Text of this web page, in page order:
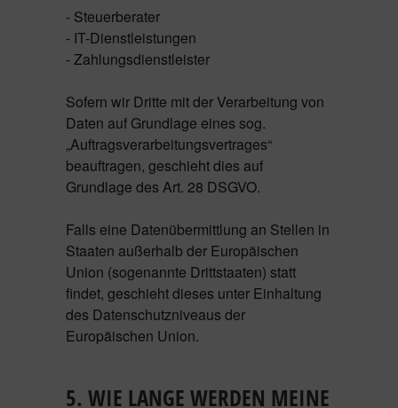
- Steuerberater
- IT-Dienstleistungen
- Zahlungsdienstleister
Sofern wir Dritte mit der Verarbeitung von
Daten auf Grundlage eines sog.
„Auftragsverarbeitungsvertrages“
beauftragen, geschieht dies auf
Grundlage des Art. 28 DSGVO.
Falls eine Datenübermittlung an Stellen in
Staaten außerhalb der Europäischen
Union (sogenannte Drittstaaten) statt
findet, geschieht dieses unter Einhaltung
des Datenschutzniveaus der
Europäischen Union.
5. WIE LANGE WERDEN MEINE